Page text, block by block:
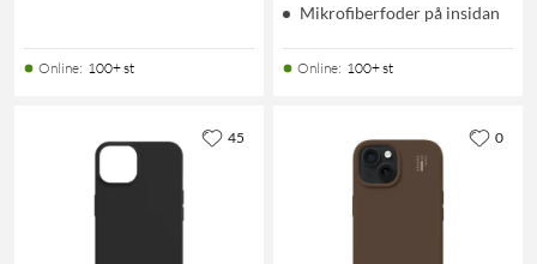
Online: 100+ st
Mikrofiberfoder på insidan
Online: 100+ st
45 0